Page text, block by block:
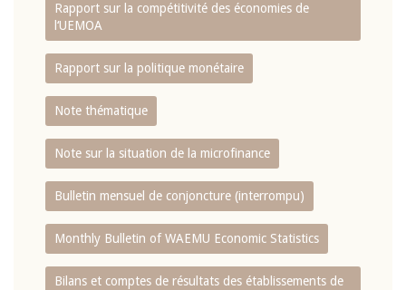
Rapport sur la compétitivité des économies de
l‘UEMOA
Rapport sur la politique monétaire
Note thématique
Note sur la situation de la microfinance
Bulletin mensuel de conjoncture (interrompu)
Monthly Bulletin of WAEMU Economic Statistics
Bilans et comptes de résultats des établissements de